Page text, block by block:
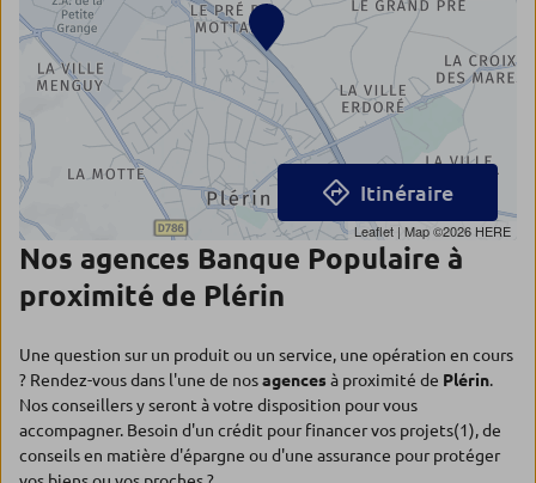
Leaflet | Map ©2026 HERE
Itinéraire
Nos agences Banque Populaire à
proximité de Plérin
Une question sur un produit ou un service, une opération en cours
? Rendez-vous dans l'une de nosagencesà proximité de Plérin.
Nos conseillers y seront à votre disposition pour vous
accompagner. Besoin d'un crédit pour financer vos projets(1), de
conseils en matière d'épargne ou d'une assurance pour protéger